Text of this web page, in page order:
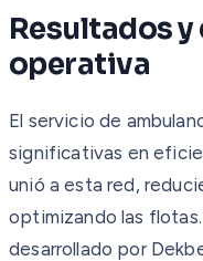
Resultados
operativa
El servicio de
significativas en
unió a esta red,
optimizando las
desarrollado por